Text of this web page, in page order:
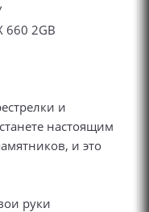
660 2GB
и
настоящим
и это
руки